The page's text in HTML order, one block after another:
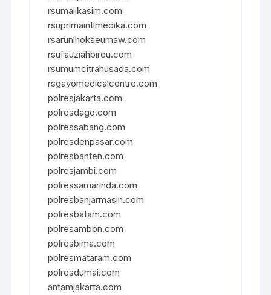
rsumalikasim.com
rsuprimaintimedika.com
rsarunlhokseumaw.com
rsufauziahbireu.com
rsumumcitrahusada.com
rsgayomedicalcentre.com
polresjakarta.com
polresdago.com
polressabang.com
polresdenpasar.com
polresbanten.com
polresjambi.com
polressamarinda.com
polresbanjarmasin.com
polresbatam.com
polresambon.com
polresbima.com
polresmataram.com
polresdumai.com
antamjakarta.com